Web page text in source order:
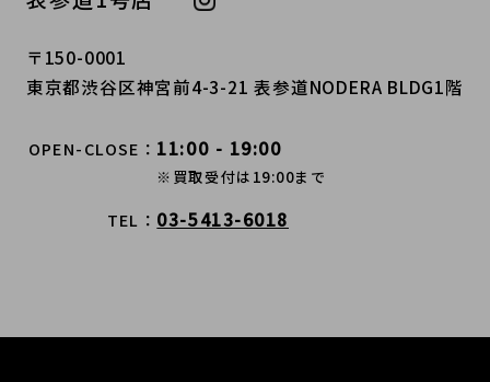
〒150-0001
東京都渋谷区神宮前4-3-21 表参道NODERA BLDG1階
OPEN-CLOSE 11:00 - 19:00
※買取受付は19:00まで
TEL 03-5413-6018